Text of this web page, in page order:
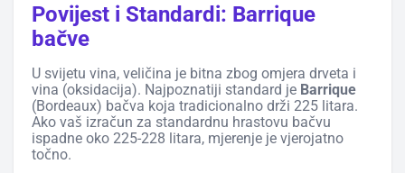
Povijest i Standardi: Barrique
bačve
U svijetu vina, veličina je bitna zbog omjera drveta i
vina (oksidacija). Najpoznatiji standard je Barrique
(Bordeaux) bačva koja tradicionalno drži 225 litara.
Ako vaš izračun za standardnu hrastovu bačvu
ispadne oko 225-228 litara, mjerenje je vjerojatno
točno.